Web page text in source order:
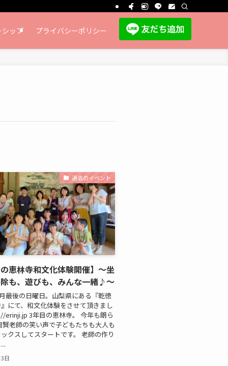
シップ プライバシーポリシー
過去のイベント
恵林寺和文化体験開催】～坐
も、遊びも、みんな一緒♪～
最後の日曜日。山梨県にある『乾徳
にて、和文化体験をさせて頂きまし
erinji.jp 3年目の恵林寺。 今年も朗ら
賢老師の笑い声で子どもたちも大人も
クスしてスタートです。 老師の作り
日